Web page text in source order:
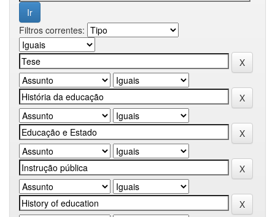
Filtros correntes: